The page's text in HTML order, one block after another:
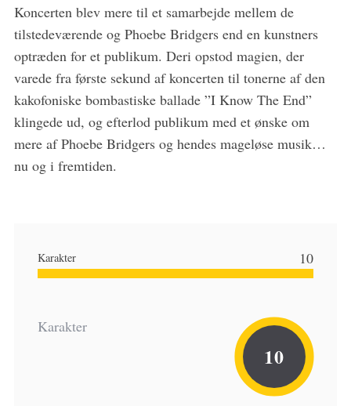
Koncerten blev mere til et samarbejde mellem de
tilstedeværende og Phoebe Bridgers end en kunstners
optræden for et publikum. Deri opstod magien, der
varede fra første sekund af koncerten til tonerne af den
kakofoniske bombastiske ballade ”I Know The End”
klingede ud, og efterlod publikum med et ønske om
mere af Phoebe Bridgers og hendes mageløse musik…
nu og i fremtiden.
Karakter 10
Karakter
10